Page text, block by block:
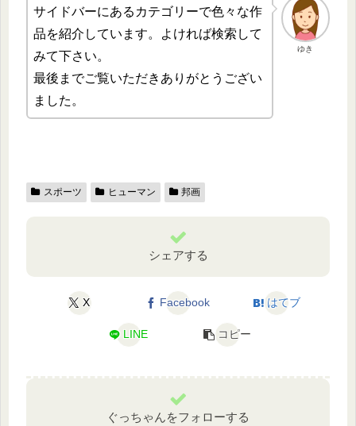
ゆき
サイドバーにあるカテゴリーで色々な作
品を紹介しています。よければ検索して
みて下さい。
最後までご覧いただきありがとうござい
ました。
スポーツ ヒューマン 邦画
シェアする
X Facebook はてブ
LINE コピー
ぐっちゃんをフォローする